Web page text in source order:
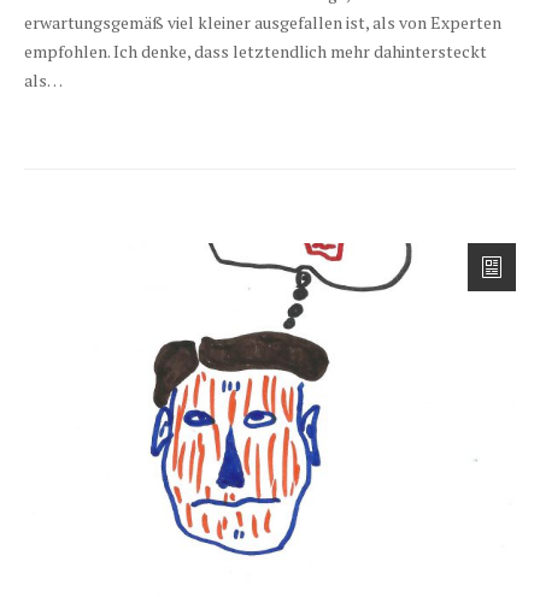
erwartungsgemäß viel kleiner ausgefallen ist, als von Experten
empfohlen. Ich denke, dass letztendlich mehr dahintersteckt
als…